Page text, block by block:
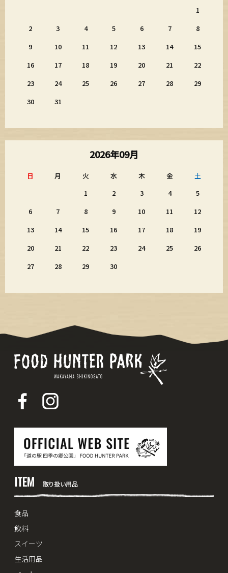
1
2
3 4 5 6 7
8
9
10 11 12 13 14
15
16
17 18 19 20 21
22
23
24 25 26 27 28
29
30
31
2026年09月
日 月 火 水 木 金
土
1
2 3 4
5
6
7 8 9 10 11
12
13
14 15 16 17 18
19
20
21 22 23 24 25
26
27
28 29 30
ITEM 取り扱い用品
食品
飲料
スイーツ
生活用品